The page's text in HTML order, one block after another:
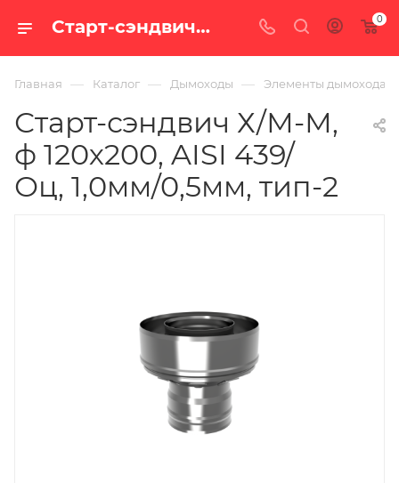
Старт-сэндвич Х/М-М, ф 120х200, AISI 439/Оц, 1,0мм/0,5мм, тип-2 — купить в Екатеринбурге по цене 1 441 руб. в интернет-магазине «100 печей.ру» 0
Главная — Каталог — Дымоходы — Элементы дымохода
Старт-сэндвич Х/М-М,
ф 120х200, AISI 439/
Оц, 1,0мм/0,5мм, тип-2